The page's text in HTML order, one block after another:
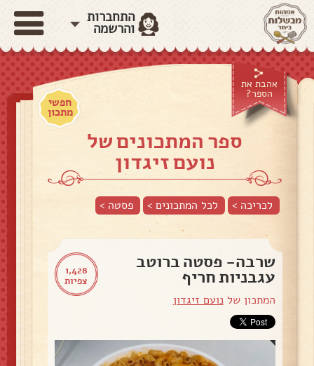
התחברות
והרשמה
אהבת את
הספר?
חפשי
מתכון
ספר המתכונים של
נועם זיגדון
לכריכה > לכל המתכונים > פסטה >
1,428
צפיות
שרבה- פסטה ברוטב
עגבניות חריף
המתכון שלנועם זיגדון